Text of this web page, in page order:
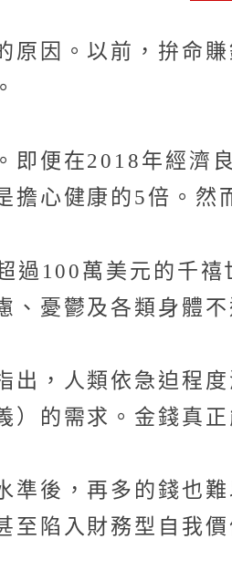
原因。以前，拚命
即便在2018年經濟
擔心健康的5倍。然
過100萬美元的千
、憂鬱及各類身體不
出，人類依急迫程
）的需求。金錢真
準後，再多的錢也
至陷入財務型自我